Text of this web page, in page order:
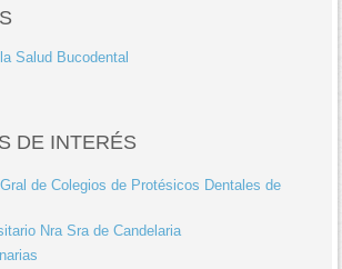
Salud Bucodental
DE INTERÉS
Gral de Colegios de Protésicos Dentales de
Nra Sra de Candelaria